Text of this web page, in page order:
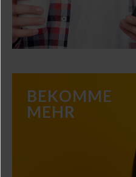
DEINE
WELT
BEKOMME
MEHR
Was ist
We got you
anderer
Dein Geschmack und